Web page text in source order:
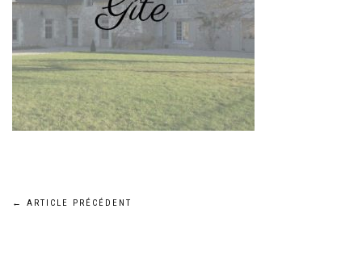
Navigation
← ARTICLE PRÉCÉDENT